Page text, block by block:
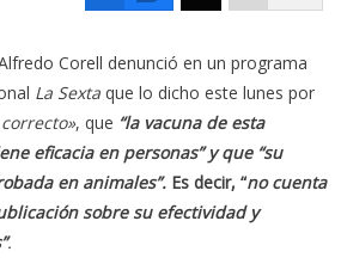
Corell denunció en un programa
La Sextaque lo dicho este lunes por
, que “la vacuna de esta
eficacia en personas” y que “su
en animales”.Es decir, “no cuenta
sobre su efectividad y
.